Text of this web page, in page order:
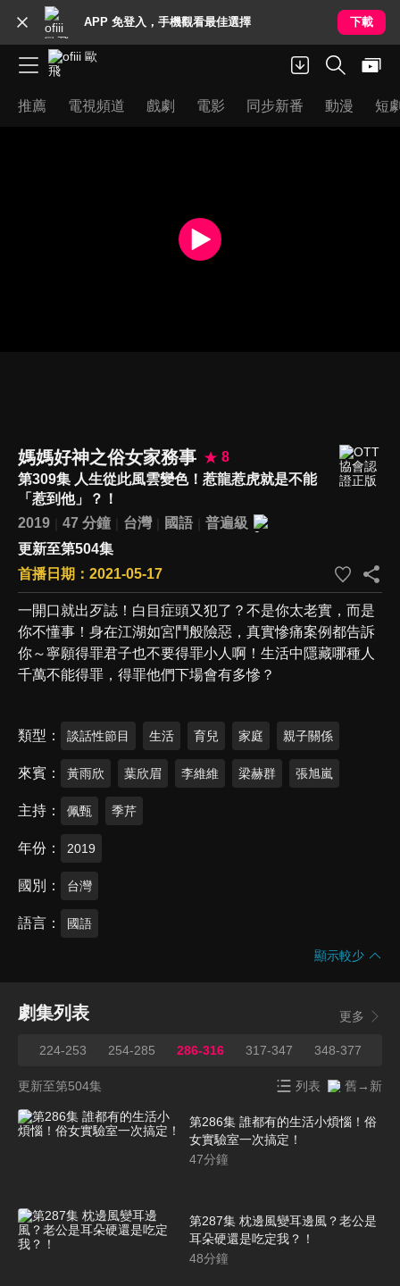
APP 免登入，手機觀看最佳選擇 下載
推薦 電視頻道 戲劇 電影 同步新番 動漫 短
媽媽好神之俗女家務事
8
第309集 人生從此風雲變色！惹龍惹虎就是不能
「惹到他」？！
2019
47 分鐘 台灣 國語
普遍級
更新至第504集
首播日期：2021-05-17
一開口就出歹誌！白目症頭又犯了？不是你太老實，而是
你不懂事！身在江湖如宮鬥般險惡，真實慘痛案例都告訴
你～寧願得罪君子也不要得罪小人啊！生活中隱藏哪種人
千萬不能得罪，得罪他們下場會有多慘？
類型 談話性節目 生活 育兒 家庭 親子關係
來賓 黃雨欣 葉欣眉 李維維 梁赫群 張旭嵐
主持 佩甄 季芹
年份 2019
國別 台灣
語言 國語
顯示較少
劇集列表 更多
224-253 254-285 286-316 317-347 348-377
更新至第504集 列表 舊→新
第286集 誰都有的生活小煩惱！俗
女實驗室一次搞定！
47分鐘
第287集 枕邊風變耳邊風？老公是
耳朵硬還是吃定我？！
48分鐘